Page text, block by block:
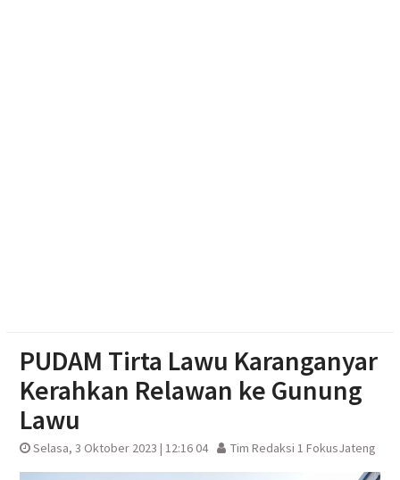
PUDAM Tirta Lawu Karanganyar
Kerahkan Relawan ke Gunung
Lawu
Selasa, 3 Oktober 2023 | 12:16 04 Tim Redaksi 1 FokusJateng